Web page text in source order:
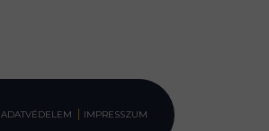
ADATVÉDELEM IMPRESSZUM